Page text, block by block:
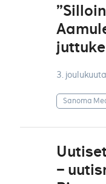
3.
Sanoma
–